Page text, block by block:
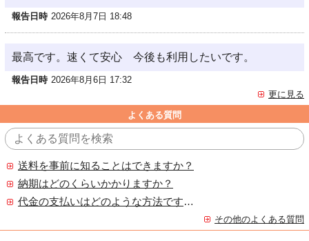
報告日時 2026年8月7日 18:48
最高です。速くて安心 今後も利用したいです。
報告日時 2026年8月6日 17:32
更に見る
よくある質問
送料を事前に知ることはできますか？
納期はどのくらいかかりますか？
代金の支払いはどのような方法ですか？
その他のよくある質問